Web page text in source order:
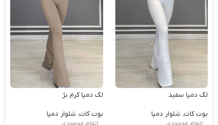
لگ دمپا سفید
بوت کات, شلوار دمپا
اتمام موجودی
لگ دمپا کرم بژ
بوت کات, شلوار دمپا
اتمام موجودی